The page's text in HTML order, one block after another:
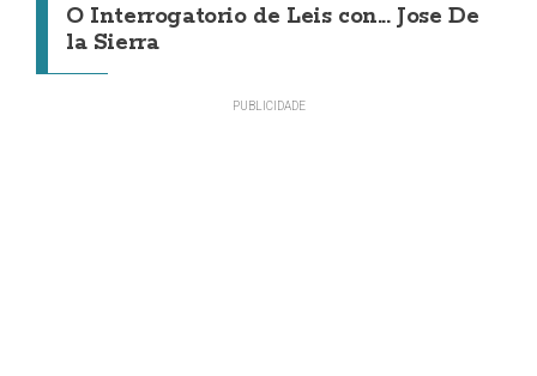
O Interrogatorio de Leis con... Jose De
la Sierra